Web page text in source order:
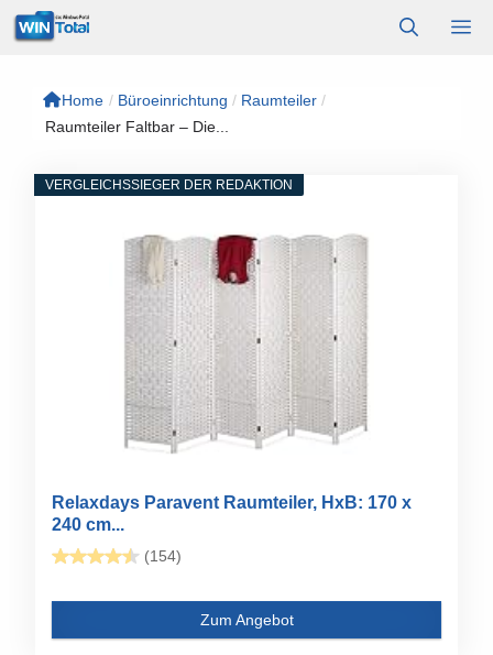
Zum
Inhalt
Home / Büroeinrichtung / Raumteiler /
Raumteiler Faltbar – Die...
VERGLEICHSSIEGER DER REDAKTION
Relaxdays Paravent Raumteiler, HxB: 170 x
240 cm...
(154)
Zum Angebot